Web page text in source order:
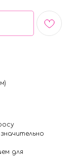
для